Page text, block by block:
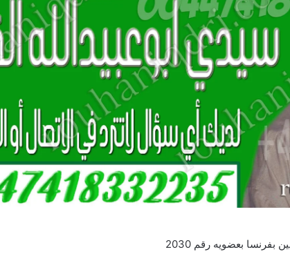
بفرنسا بعضويه رقم 2030